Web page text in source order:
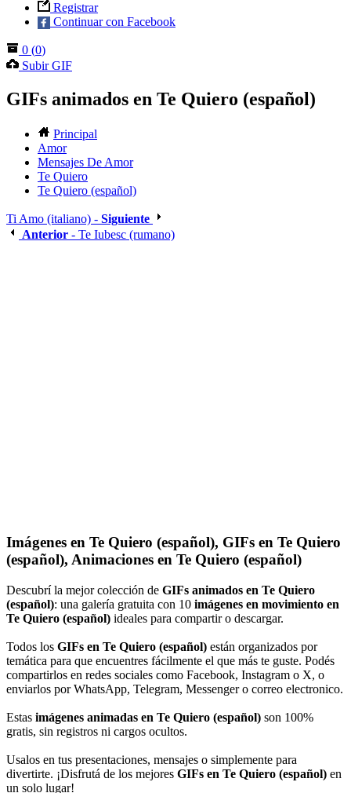
Registrar
Continuar con Facebook
0 (0)
Subir GIF
GIFs animados en Te Quiero (español)
Principal
Amor
Mensajes De Amor
Te Quiero
Te Quiero (español)
Ti Amo (italiano) - Siguiente
Anterior - Te Iubesc (rumano)
Imágenes en Te Quiero (español), GIFs en Te Quiero
(español), Animaciones en Te Quiero (español)
Descubrí la mejor colección de GIFs animados en Te Quiero
(español): una galería gratuita con 10 imágenes en movimiento en
Te Quiero (español) ideales para compartir o descargar.
Todos los GIFs en Te Quiero (español) están organizados por
temática para que encuentres fácilmente el que más te guste. Podés
compartirlos en redes sociales como Facebook, Instagram o X, o
enviarlos por WhatsApp, Telegram, Messenger o correo electronico.
Estas imágenes animadas en Te Quiero (español) son 100%
gratis, sin registros ni cargos ocultos.
Usalos en tus presentaciones, mensajes o simplemente para
divertirte. ¡Disfrutá de los mejores GIFs en Te Quiero (español) en
un solo lugar!